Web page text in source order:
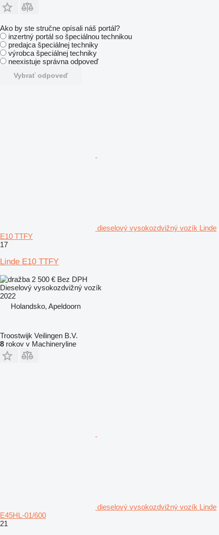
Ako by ste stručne opísali náš portál?
inzertný portál so špeciálnou technikou
predajca špeciálnej techniky
výrobca špeciálnej techniky
neexistuje správna odpoveď
Vybrať odpoveď
dieselový vysokozdvižný vozík Linde
E10 TTFY
17
Linde E10 TTFY
2 500 € Bez DPH
Dieselový vysokozdvižný vozík
2022
Holandsko, Apeldoorn
Troostwijk Veilingen B.V.
8 rokov v Machineryline
dieselový vysokozdvižný vozík Linde
E45HL-01/600
21